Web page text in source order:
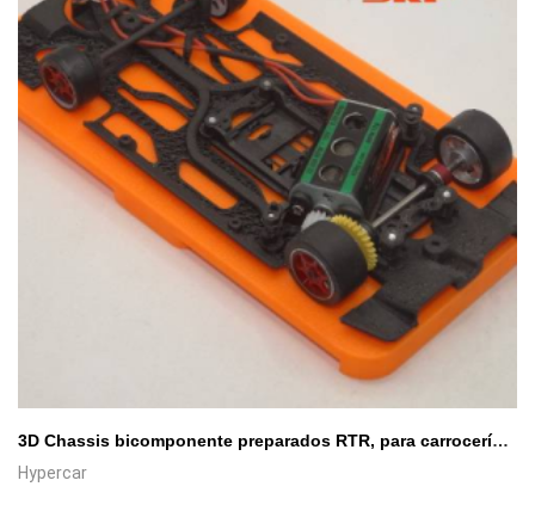
3D Chassis bicomponente preparados RTR, para carrocerías Hypercar SCA.
Hypercar